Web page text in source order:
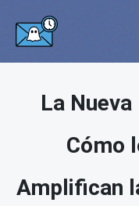
La
Cómo
Amplifican